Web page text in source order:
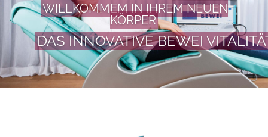
WILLKOMMEM IN IHREM NEUEN
KÖRPER
DAS INNOVATIVE BEWEI